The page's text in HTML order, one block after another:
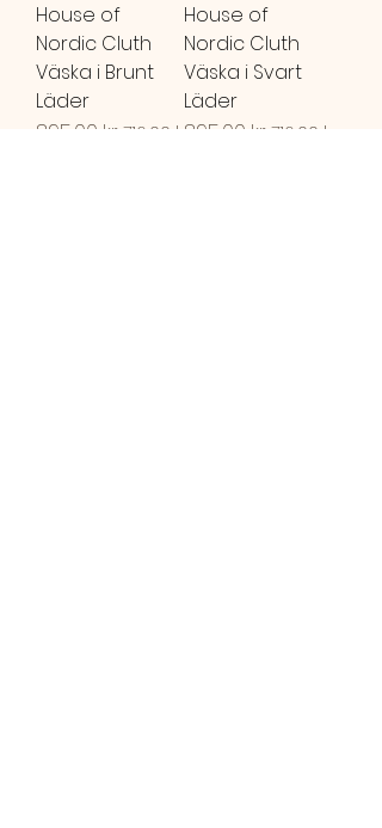
House of
Nordic Cluth
Väska i Brunt
Läder
Ordinarie pris
895,00 kr Reapris
716,00 kr
House of
Nordic Cluth
Väska i Svart
Läder
Ordinarie pris
895,00 kr Reapris
716,00 kr